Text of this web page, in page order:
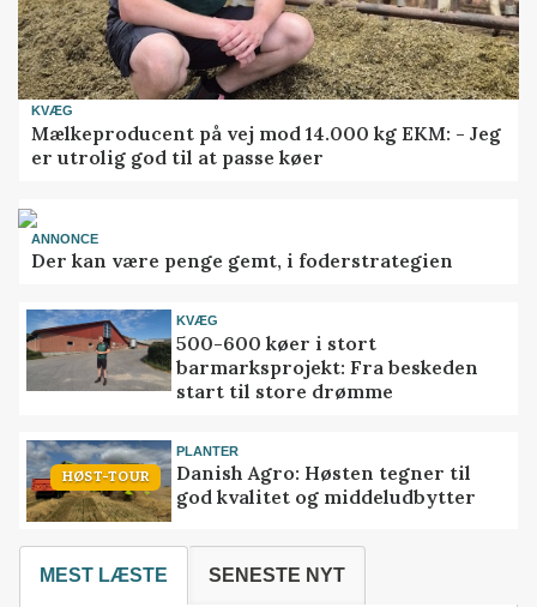
KVÆG
Mælkeproducent på vej mod 14.000 kg EKM: - Jeg
er utrolig god til at passe køer
ANNONCE
Der kan være penge gemt, i foderstrategien
KVÆG
500-600 køer i stort
barmarksprojekt: Fra beskeden
start til store drømme
HØST-TOUR
PLANTER
Danish Agro: Høsten tegner til
god kvalitet og middeludbytter
MEST LÆSTE SENESTE NYT